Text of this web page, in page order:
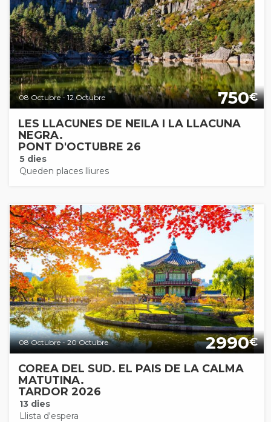
08 Octubre - 12 Octubre 750€
LES LLACUNES DE NEILA I LA LLACUNA
NEGRA.
PONT D'OCTUBRE 26
5 dies
Queden places lliures
08 Octubre - 20 Octubre 2990€
COREA DEL SUD. EL PAIS DE LA CALMA
MATUTINA.
TARDOR 2026
13 dies
Llista d'espera